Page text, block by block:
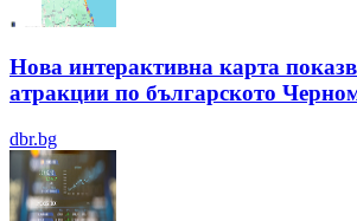
Нова интерактивна карта
атракции по българското
dbr.bg